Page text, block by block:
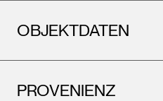
OBJEKTDATEN
PROVENIENZ